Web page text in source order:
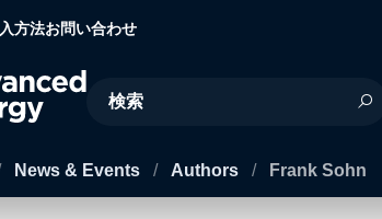
方法お問い合わせ
Site Search
News & Events / Authors / Frank Sohn